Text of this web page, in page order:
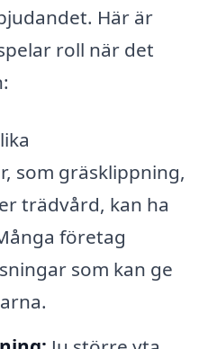
Här är
roll när det
som gräsklippning,
trädvård, kan ha
företag
som kan ge